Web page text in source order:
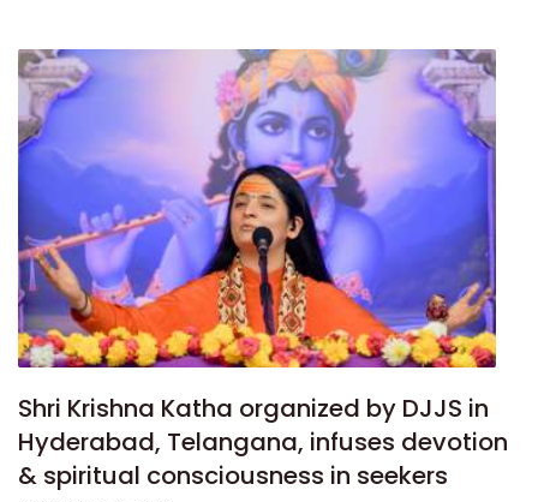
Shri Krishna Katha organized by DJJS in
Hyderabad, Telangana, infuses devotion
& spiritual consciousness in seekers